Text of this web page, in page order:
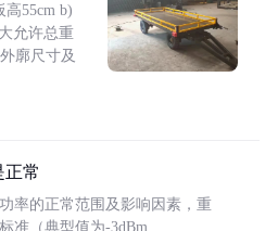
高55cm b)
允许总重
廓尺寸及
正常
率的正常范围及影响因素，重
准（典型值为-3dBm